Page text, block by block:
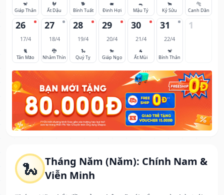
🐍 Tháng Năm (Năm): Chính Nam &
Viễn Minh
🐒
Giáp Thân
🐓
Ất Dậu
🐕
Bính Tuất
🐖
Đinh Hợi
🐀
Mậu Tý
🐂
Kỷ Sửu
🐅
Canh Dần
26
17/4
🐈
Tân Mão
27
18/4
🐉
Nhâm Thìn
28
19/4
🐍
Quý Tỵ
29
20/4
🐎
Giáp Ngọ
30
21/4
🐐
Ất Mùi
31
22/4
🐒
Bính Thân
1